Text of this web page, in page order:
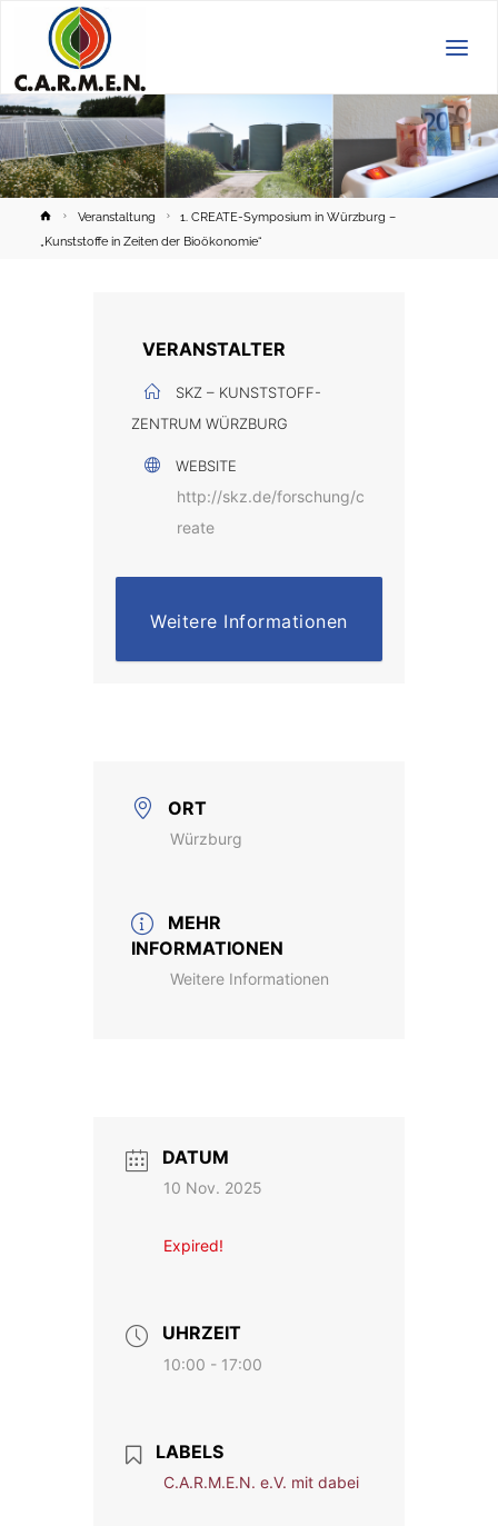
HomeVeranstaltung
1. CREATE-Symposium in Würzburg –
„Kunststoffe in Zeiten der Bioökonomie“
VERANSTALTER
SKZ – KUNSTSTOFF-
ZENTRUM WÜRZBURG
WEBSITE
http://skz.de/forschung/c
reate
Weitere Informationen
ORT
Würzburg
MEHR
INFORMATIONEN
Weitere Informationen
DATUM
10 Nov. 2025
Expired!
UHRZEIT
10:00 - 17:00
LABELS
C.A.R.M.E.N. e.V. mit dabei